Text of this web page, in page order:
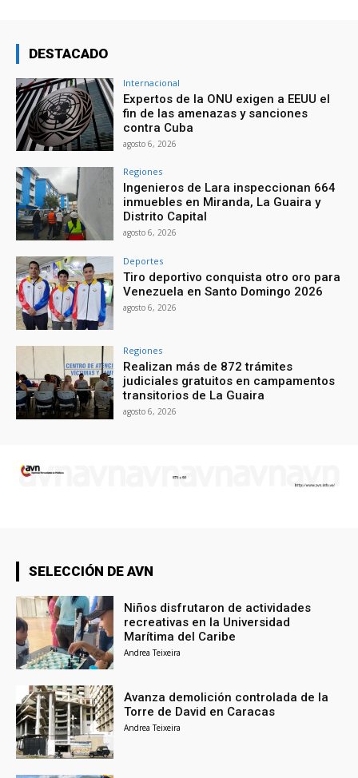
DESTACADO
Internacional
Expertos de la ONU exigen a EEUU el
fin de las amenazas y sanciones
contra Cuba
agosto 6, 2026
Regiones
Ingenieros de Lara inspeccionan 664
inmuebles en Miranda, La Guaira y
Distrito Capital
agosto 6, 2026
Deportes
Tiro deportivo conquista otro oro para
Venezuela en Santo Domingo 2026
agosto 6, 2026
Regiones
Realizan más de 872 trámites
judiciales gratuitos en campamentos
transitorios de La Guaira
agosto 6, 2026
SELECCIÓN DE AVN
Niños disfrutaron de actividades
recreativas en la Universidad
Marítima del Caribe
Andrea Teixeira
Avanza demolición controlada de la
Torre de David en Caracas
Andrea Teixeira